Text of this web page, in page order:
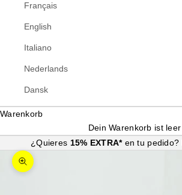
Français
English
Italiano
Nederlands
Dansk
Warenkorb
Dein Warenkorb ist leer
¿Quieres 15% EXTRA* en tu pedido?
Bild vergrößern